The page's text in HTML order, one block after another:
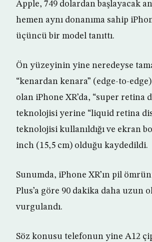
Apple, 749 dolardan başlayacak
hemen aynı donanıma sahip
üçüncü bir model tanıttı.
Ön yüzeyinin yine neredeyse
“kenardan kenara” (edge-to-
olan iPhone XR’da, “super retina
teknolojisi yerine “liquid retina
teknolojisi kullanıldığı ve ekran
inch (15,5 cm) olduğu kaydedildi.
Sunumda, iPhone XR’ın pil
Plus’a göre 90 dakika daha uzun
vurgulandı.
Söz konusu telefonun yine A12